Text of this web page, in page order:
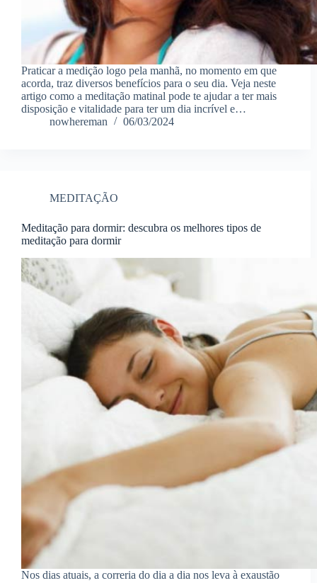
Praticar a medição logo pela manhã, no momento em que
acorda, traz diversos benefícios para o seu dia. Veja neste
artigo como a meditação matinal pode te ajudar a ter mais
disposição e vitalidade para ter um dia incrível e…
nowhereman
06/03/2024
MEDITAÇÃO
Meditação para dormir: descubra os melhores tipos de
meditação para dormir
Nos dias atuais, a correria do dia a dia nos leva à exaustão